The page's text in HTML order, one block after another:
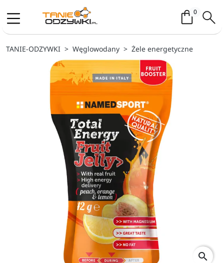
0Koszyk /
TANIE-ODZYWKI Węglowodany Żele energetyczne
search